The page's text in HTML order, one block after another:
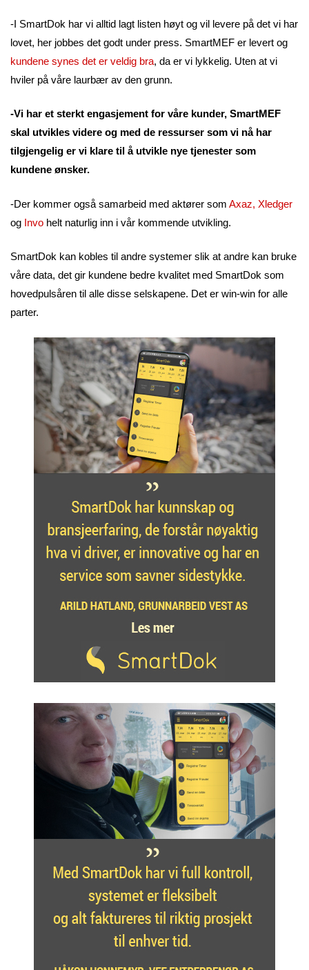
-I SmartDok har vi alltid lagt listen høyt og vil levere på det vi har
lovet, her jobbes det godt under press. SmartMEF er levert og
kundene synes det er veldig bra, da er vi lykkelig. Uten at vi
hviler på våre laurbær av den grunn.
-Vi har et sterkt engasjement for våre kunder, SmartMEF
skal utvikles videre og med de ressurser som vi nå har
tilgjengelig er vi klare til å utvikle nye tjenester som
kundene ønsker.
-Der kommer også samarbeid med aktører som Axaz, Xledger
og Invo helt naturlig inn i vår kommende utvikling.
SmartDok kan kobles til andre systemer slik at andre kan bruke
våre data, det gir kundene bedre kvalitet med SmartDok som
hovedpulsåren til alle disse selskapene. Det er win-win for alle
parter.